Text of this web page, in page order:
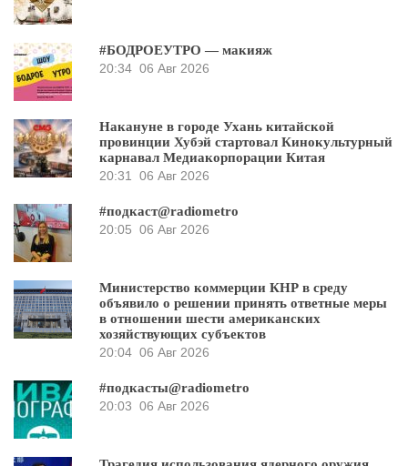
#БОДРОЕУТРО — макияж
20:34 06 Авг 2026
Накануне в городе Ухань китайской
провинции Хубэй стартовал Кинокультурный
карнавал Медиакорпорации Китая
20:31
06 Авг 2026
#подкаст@radiometro
20:05 06 Авг 2026
Министерство коммерции КНР в среду
объявило о решении принять ответные меры
в отношении шести американских
хозяйствующих субъектов
20:04 06 Авг 2026
#подкасты@radiometro
20:03 06 Авг 2026